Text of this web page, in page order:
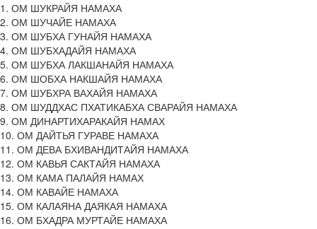
1. ОМ ШУКРАЙЯ НАМАХА
2. ОМ ШУЧАЙЕ НАМАХА
3. ОМ ШУБХА ГУНАЙЯ НАМАХА
4. ОМ ШУБХАДАЙЯ НАМАХА
5. ОМ ШУБХА ЛАКШАНАЙЯ НАМАХА
6. ОМ ШОБХА НАКШАЙЯ НАМАХА
7. ОМ ШУБХРА ВАХАЙЯ НАМАХА
8. ОМ ШУДДХАС ПХАТИКАБХА СВАРАЙЯ НАМАХА
9. ОМ ДИНАРТИХАРАКАЙЯ НАМАХ
10. ОМ ДАЙТЬЯ ГУРАВЕ НАМАХА
11. ОМ ДЕВА БХИВАНДИТАЙЯ НАМАХА
12. ОМ КАВЬЯ САКТАЙЯ НАМАХА
13. ОМ КАМА ПАЛАЙЯ НАМАХ
14. ОМ КАВАЙЕ НАМАХА
15. ОМ КАЛАЯНА ДАЯКАЯ НАМАХА
16. ОМ БХАДРА МУРТАЙЕ НАМАХА